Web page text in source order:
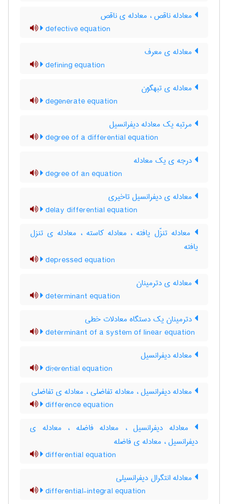
معادله ناقص ، معادله ی ناقص
defective equation
معادله ی معرف
defining equation
معادله ی تبهگون
degenerate equation
مرتبه یک معادله دیفرانسیل
degree of a differential equation
درجه ی یک معادله
degree of an equation
معادله ی دیفرانسیل تاخیری
delay differential equation
معادله تنزّل یافته ، معادله کاسته ، معادله ی تنزل
یافته
depressed equation
معادله ی دترمینان
determinant equation
دترمینان یک دستگاه معادلات خطی
determinant of a system of linear equation
معادله دیفرانسیل
di?erential equation
معادله دیفرانسیل ، معادله تفاضلی ، معادله ی تفاضلی
difference equation
معادله دیفرانسیل ، معادله فاضله ، معادله ی
دیفرانسیل ، معادله ی فاضله
differential equation
معادله انتگرال دیفرانسیلی
differential-integral equation